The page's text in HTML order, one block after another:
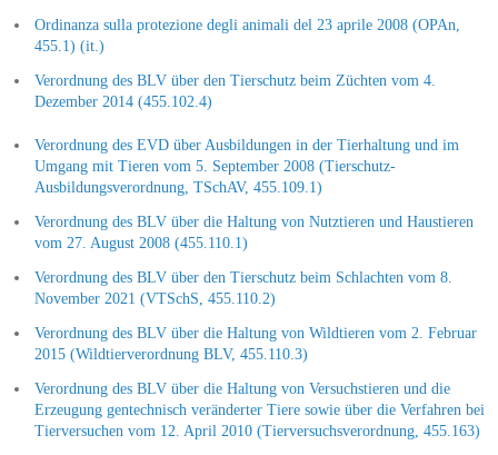
Ordinanza sulla protezione degli animali del 23 aprile 2008 (OPAn,
455.1) (it.)
Verordnung des BLV über den Tierschutz beim Züchten vom 4.
Dezember 2014 (455.102.4)
Verordnung des EVD über Ausbildungen in der Tierhaltung und im
Umgang mit Tieren vom 5. September 2008 (Tierschutz-
Ausbildungsverordnung, TSchAV, 455.109.1)
Verordnung des BLV über die Haltung von Nutztieren und Haustieren
vom 27. August 2008 (455.110.1)
Verordnung des BLV über den Tierschutz beim Schlachten vom 8.
November 2021 (VTSchS, 455.110.2)
Verordnung des BLV über die Haltung von Wildtieren vom 2. Februar
2015 (Wildtierverordnung BLV, 455.110.3)
Verordnung des BLV über die Haltung von Versuchstieren und die
Erzeugung gentechnisch veränderter Tiere sowie über die Verfahren bei
Tierversuchen vom 12. April 2010 (Tierversuchsverordnung, 455.163)